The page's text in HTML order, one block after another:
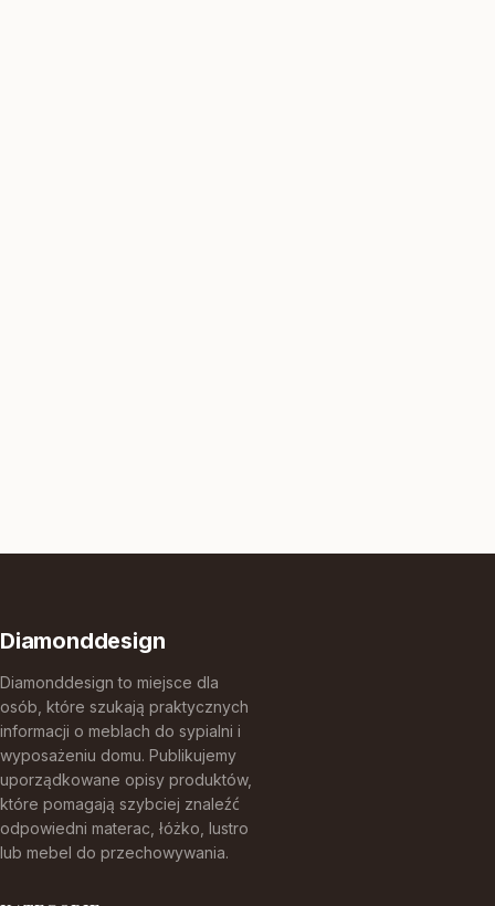
Diamonddesign
Diamonddesign to miejsce dla
osób, które szukają praktycznych
informacji o meblach do sypialni i
wyposażeniu domu. Publikujemy
uporządkowane opisy produktów,
które pomagają szybciej znaleźć
odpowiedni materac, łóżko, lustro
lub mebel do przechowywania.